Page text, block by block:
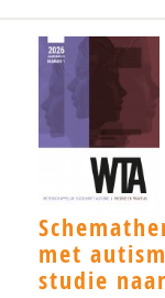
met
studie